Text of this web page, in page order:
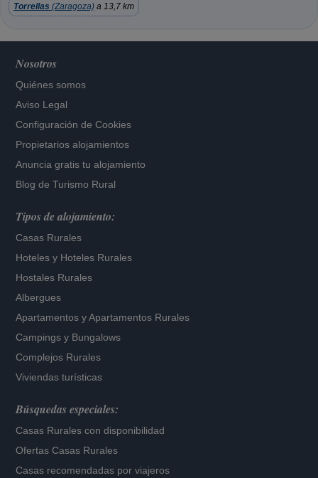
Torrellas (Zaragoza) a 13,7 km
Nosotros
Quiénes somos
Aviso Legal
Configuración de Cookies
Propietarios alojamientos
Anuncia gratis tu alojamiento
Blog de Turismo Rural
Tipos de alojamiento:
Casas Rurales
Hoteles y Hoteles Rurales
Hostales Rurales
Albergues
Apartamentos yApartamentos Rurales
Campings y Bungalows
Complejos Rurales
Viviendas turísticas
Búsquedas especiales:
Casas Rurales con disponibilidad
Ofertas Casas Rurales
Casas recomendadas por viajeros